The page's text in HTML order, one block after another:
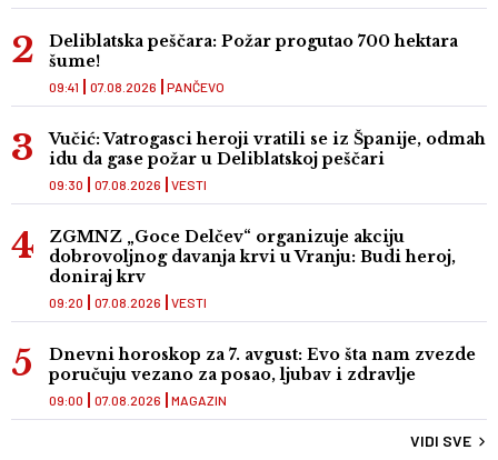
Deliblatska peščara: Požar progutao 700 hektara
šume!
PANČEVO
09:41 07.08.2026
Vučić: Vatrogasci heroji vratili se iz Španije, odmah
idu da gase požar u Deliblatskoj peščari
VESTI
09:30 07.08.2026
ZGMNZ „Goce Delčev“ organizuje akciju
dobrovoljnog davanja krvi u Vranju: Budi heroj,
doniraj krv
VESTI
09:20 07.08.2026
Dnevni horoskop za 7. avgust: Evo šta nam zvezde
poručuju vezano za posao, ljubav i zdravlje
MAGAZIN
09:00 07.08.2026
VIDI SVE